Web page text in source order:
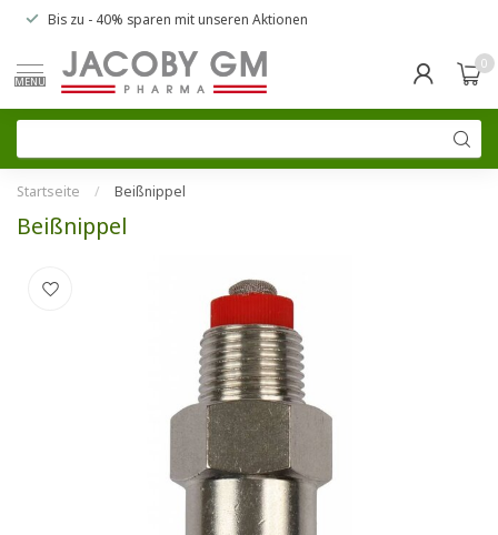
Bis zu - 40% sparen mit unseren Aktionen
MENU
0
Startseite / Beißnippel
Beißnippel